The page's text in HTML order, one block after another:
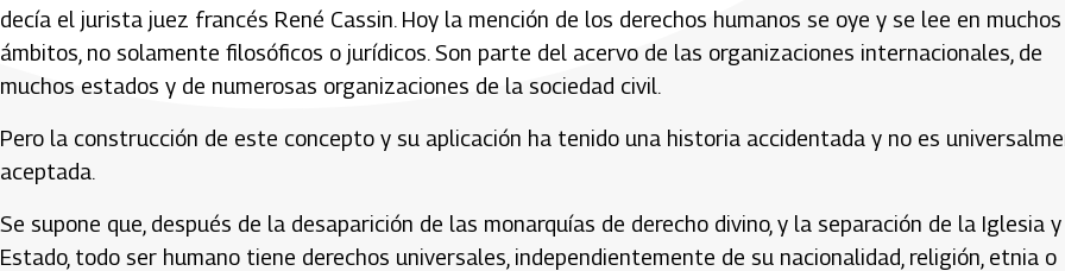
decía el jurista juez francés René Cassin. Hoy la mención de los derechos humanos se oye y se lee en muchos
ámbitos, no solamente filosóficos o jurídicos. Son parte del acervo de las organizaciones internacionales, de
muchos estados y de numerosas organizaciones de la sociedad civil.
Pero la construcción de este concepto y su aplicación ha tenido una historia accidentada y no es
aceptada.
Se supone que, después de la desaparición de las monarquías de derecho divino, y la separación de la Iglesia
Estado, todo ser humano tiene derechos universales, independientemente de su nacionalidad, religión, etnia o